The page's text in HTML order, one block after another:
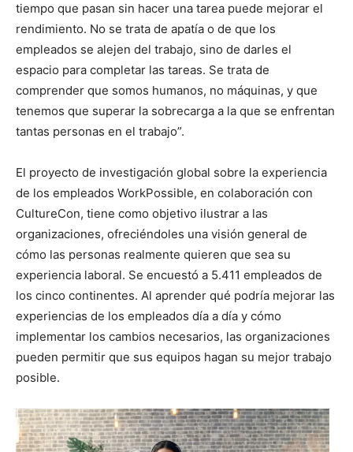
tiempo que pasan sin hacer una tarea puede mejorar el
rendimiento. No se trata de apatía o de que los
empleados se alejen del trabajo, sino de darles el
espacio para completar las tareas. Se trata de
comprender que somos humanos, no máquinas, y que
tenemos que superar la sobrecarga a la que se enfrentan
tantas personas en el trabajo”.
El proyecto de investigación global sobre la experiencia
de los empleados WorkPossible, en colaboración con
CultureCon, tiene como objetivo ilustrar a las
organizaciones, ofreciéndoles una visión general de
cómo las personas realmente quieren que sea su
experiencia laboral. Se encuestó a 5.411 empleados de
los cinco continentes. Al aprender qué podría mejorar las
experiencias de los empleados día a día y cómo
implementar los cambios necesarios, las organizaciones
pueden permitir que sus equipos hagan su mejor trabajo
posible.